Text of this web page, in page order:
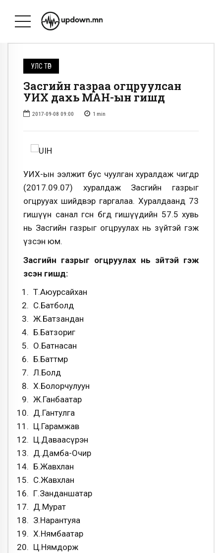
УЛС ТӨР
Засгийн газраа огцруулсан
УИХ дахь МАН-ын гишүүд
2017-09-08 09:00 1 min
УИХ-ын ээлжит бус чуулган хуралдаж өчигдөр
(2017.09.07) хуралдаж Засгийн газрыг
огцрууах шийдвэр гаргалаа. Хуралдаанд 73
гишүүн санал өгсөн бөгөөд гишүүдийн 57.5 хувь
нь Засгийн газрыг огцруулах нь зүйтэй гэж
үзсэн юм.
Засгийн газрыг огцруулах нь зүйтэй гэж
үзсэн гишүүд:
Т.Аюурсайхан
С.Батболд
Ж.Батзандан
Б.Батзориг
О.Батнасан
Б.Баттөмөр
Л.Болд
Х.Болорчулуун
Ж.Ганбаатар
Д.Гантулга
Ц.Гарамжав
Ц.Даваасүрэн
Д.Дамба-Очир
Б.Жавхлан
С.Жавхлан
Г.Занданшатар
Д.Мурат
З.Нарантуяа
Х.Нямбаатар
Ц.Нямдорж